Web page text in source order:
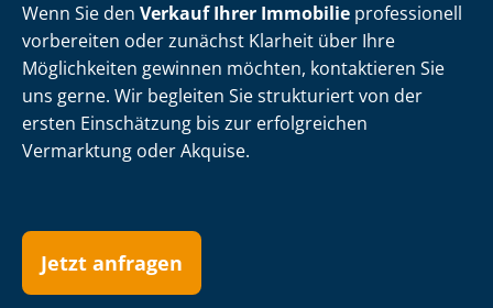
Wenn Sie den Verkauf Ihrer Immobilie professionell
vorbereiten oder zunächst Klarheit über Ihre
Möglichkeiten gewinnen möchten, kontaktieren Sie
uns gerne. Wir begleiten Sie strukturiert von der
ersten Einschätzung bis zur erfolgreichen
Vermarktung oder Akquise.
Jetzt anfragen